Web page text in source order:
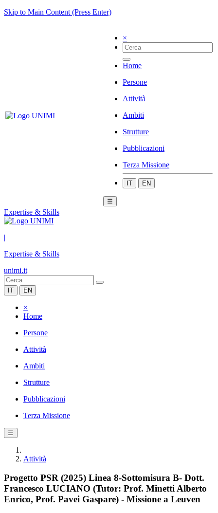
Skip to Main Content (Press Enter)
×
Home
Persone
Attività
Ambiti
Strutture
Pubblicazioni
Terza Missione
IT EN
☰
Expertise & Skills
|
Expertise & Skills
unimi.it
IT EN
×
Home
Persone
Attività
Ambiti
Strutture
Pubblicazioni
Terza Missione
☰
Attività
Progetto PSR (2025) Linea 8-Sottomisura B- Dott.
Francesco LUCIANO (Tutor: Prof. Minetti Alberto
Enrico, Prof. Pavei Gaspare) - Missione a Leuven